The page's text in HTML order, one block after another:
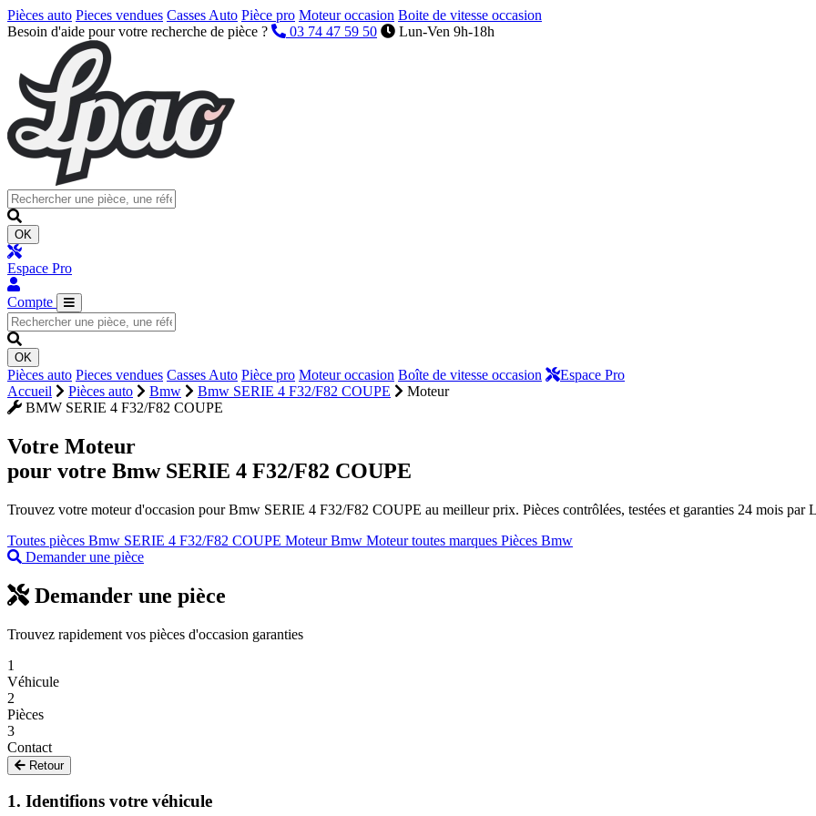
Pièces auto Pieces vendues Casses Auto Pièce pro Moteur occasion Boite de vitesse occasion
Besoin d'aide pour votre recherche de pièce ?
03 74 47 59 50 Lun-Ven 9h-18h
OK
Espace Pro
Compte
OK
Pièces auto Pieces vendues Casses Auto Pièce pro Moteur occasion Boîte de vitesse occasion
Espace Pro
Accueil
Pièces auto Bmw Bmw SERIE 4 F32/F82 COUPE
Moteur
BMW SERIE 4 F32/F82 COUPE
Votre Moteur
pour votre Bmw SERIE 4 F32/F82 COUPE
Trouvez votre moteur d'occasion pour Bmw SERIE 4 F32/F82 COUPE au meilleur prix. Pièces contrôlées, testées et garanties 24 mois par
Toutes pièces Bmw SERIE 4 F32/F82 COUPE Moteur Bmw Moteur toutes marques Pièces Bmw
Demander une pièce
Demander une pièce
Trouvez rapidement vos pièces d'occasion garanties
1
Véhicule
2
Pièces
3
Contact
Retour
1. Identifions votre véhicule